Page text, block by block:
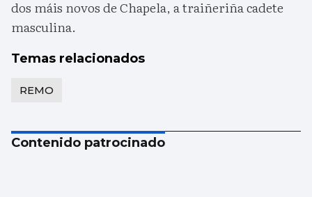
dos máis novos de Chapela, a traiñeriña cadete
masculina.
Temas relacionados
REMO
Contenido patrocinado